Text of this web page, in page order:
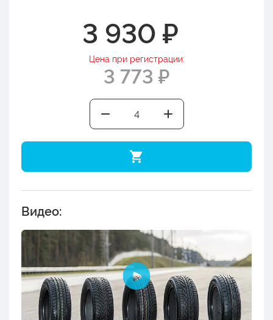
3 930 ₽
Цена при регистрации:
3 773 ₽
Видео: